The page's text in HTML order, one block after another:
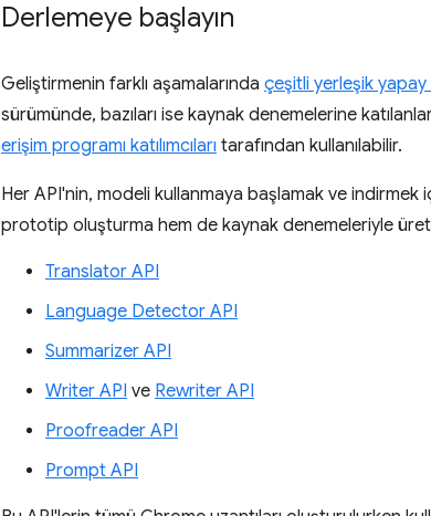
Derlemeye başlayın
Geliştirmenin farklı aşamalarında çeşitli yerleşik yapay
sürümünde, bazıları ise kaynak denemelerine
erişim programı katılımcıları tarafından kullanılabilir.
Her API'nin, modeli kullanmaya başlamak ve indirmek
prototip oluşturma hem de kaynak denemeleriyle
Translator API
Language Detector API
Summarizer API
Writer API ve Rewriter API
Proofreader API
Prompt API